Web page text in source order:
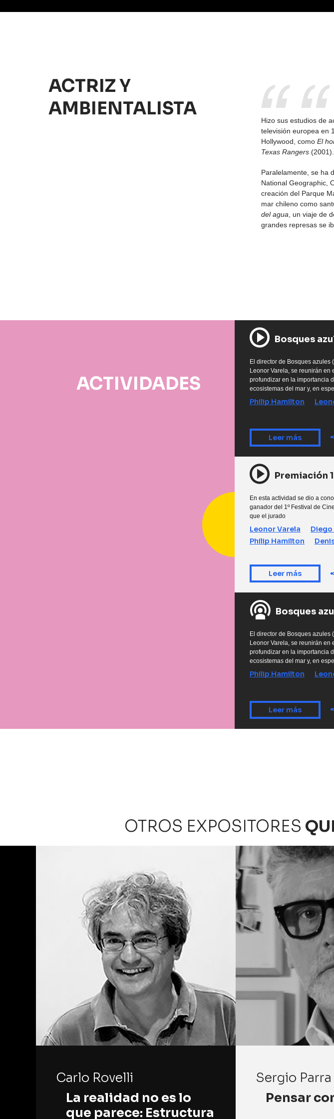
ACTRIZ Y
AMBIENTALISTA
Hizo sus estudios de
televisión europea en
Hollywood, comoEl
Texas Rangers
Paralelamente, se ha
National Geographic,
creación del Parque
mar chileno como
del agua , un viaje de
grandes represas se
ACTIVIDADES
Bosques
El director de Bosques azules
Leonor Varela, se reunirán
profundizar en la importancia
ecosistemas del mar y, en
Philip Hamilton
Leer más
Premiación
En esta actividad se dio a
ganador del 1º Festival de
que el jurado
Leonor Varela
Philip Hamilton
Leer más
Bosques
El director de Bosques azules
Leonor Varela, se reunirán
profundizar en la importancia
ecosistemas del mar y, en
Philip Hamilton
Leer más
OTROS EXPOSITORES
Carlo Rovelli
La realidad no es lo
que parece: Estructura
Sergio Parra
Pensar